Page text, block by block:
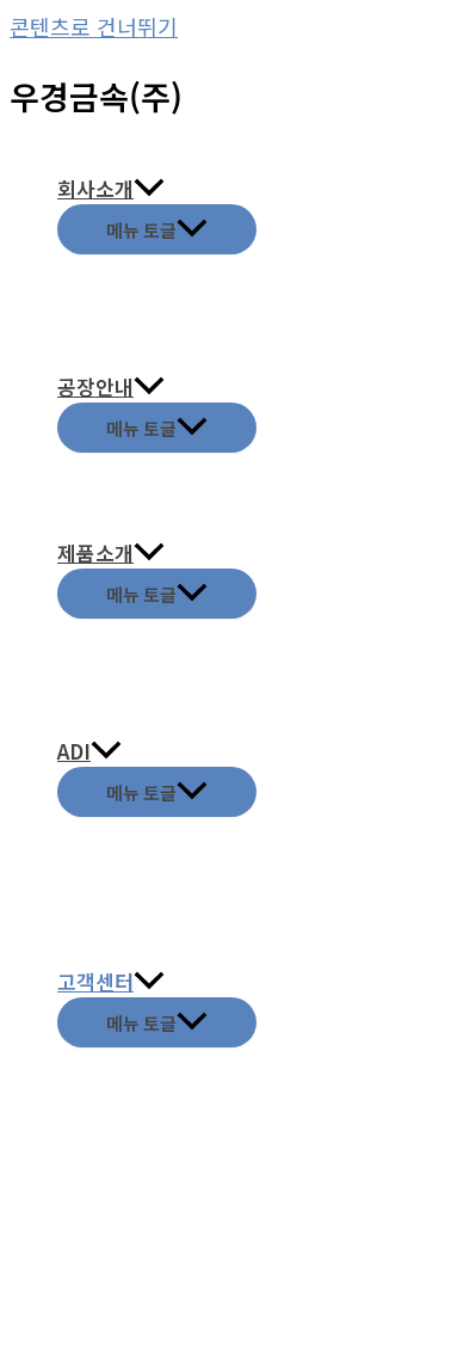
콘텐츠로 건너뛰기
우경금속(주)
회사소개
메뉴 토글
공장안내
메뉴 토글
제품소개
메뉴 토글
ADI
메뉴 토글
고객센터
메뉴 토글